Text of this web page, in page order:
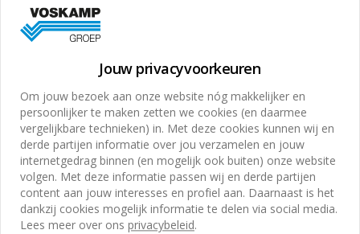
Het doek is 900 gram/m² en leverbaar in 16
standaardkleuren. Ook een geïsoleerd doek voor
grotere temperatuurverschillen behoort tot de
mogelijkheden.
Jouw privacyvoorkeuren
Om jouw bezoek aan onze website nóg makkelijker en
persoonlijker te maken zetten we cookies (en daarmee
vergelijkbare technieken) in. Met deze cookies kunnen wij en
derde partijen informatie over jou verzamelen en jouw
internetgedrag binnen (en mogelijk ook buiten) onze website
volgen. Met deze informatie passen wij en derde partijen
content aan jouw interesses en profiel aan. Daarnaast is het
dankzij cookies mogelijk informatie te delen via social media.
Lees meer over ons privacybeleid.